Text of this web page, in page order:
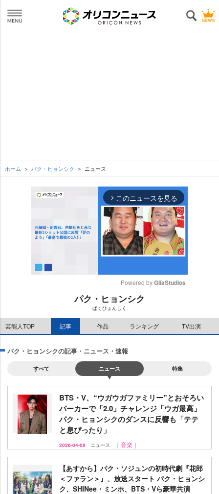
ホーム パク・ヒョンシク ニュース
arrow_forward_ios このニュースを見る
e
Powered by GliaStudios
パク・ヒョンシク
ぱくひょんしく
芸能人TOP 記事 作品 ランキング TV出演
パク・ヒョンシクの記事・ニュース・速報
すべて ニュース 特集
BTS・V、“ウガウガファミリー”とおそろい
パーカーで「2.0」チャレンジ「ウガ最高」
パク・ヒョンシクのダンスに反響も「テテ
と息ぴったり」
2026-04-06 ニュース ｜音楽｜
【あすから】パク・ソジュンの初時代劇『花郎
＜ファラン＞』、放送スタート パク・ヒョンシ
ク、SHINee・ミンホ、BTS・Vら豪華共演